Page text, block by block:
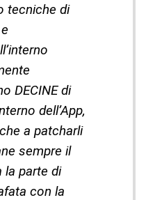
tecniche di
DECINE di
dell’App,
a patcharli
sempre il
la parte di
con la